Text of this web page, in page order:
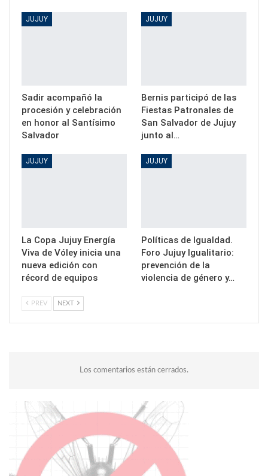
JUJUY
Sadir acompañó la
procesión y celebración
en honor al Santísimo
Salvador
JUJUY
Bernis participó de las
Fiestas Patronales de
San Salvador de Jujuy
junto al…
JUJUY
La Copa Jujuy Energía
Viva de Vóley inicia una
nueva edición con
récord de equipos
JUJUY
Políticas de Igualdad.
Foro Jujuy Igualitario:
prevención de la
violencia de género y…
PREV NEXT
Los comentarios están cerrados.